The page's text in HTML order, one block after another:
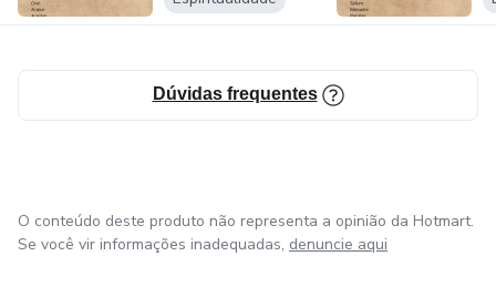
Se você é um jovem pregador em busca de subsídios para
e-books. Tenho certeza de que eles serão uma ferramenta
poderosa em seu ministério.
Dúvidas frequentes
O conteúdo deste produto não representa a opinião da Hotmart.
Se você vir informações inadequadas, denuncie aqui